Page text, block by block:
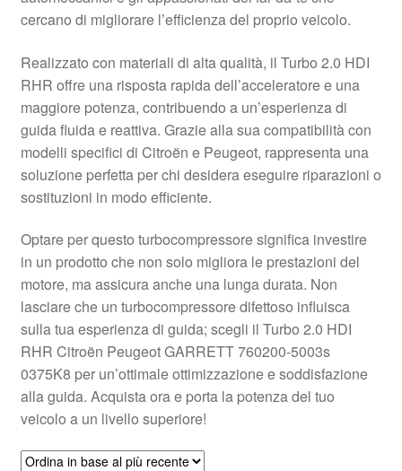
Procedura di Reclamo
Registratore di cassa
Rimostranza
Spedizione in tutto il mondo
cercano di migliorare l’efficienza del proprio veicolo.
Realizzato con materiali di alta qualità, il Turbo 2.0 HDI
RHR offre una risposta rapida dell’acceleratore e una
maggiore potenza, contribuendo a un’esperienza di
guida fluida e reattiva. Grazie alla sua compatibilità con
modelli specifici di Citroën e Peugeot, rappresenta una
soluzione perfetta per chi desidera eseguire riparazioni o
sostituzioni in modo efficiente.
Optare per questo turbocompressore significa investire
in un prodotto che non solo migliora le prestazioni del
motore, ma assicura anche una lunga durata. Non
lasciare che un turbocompressore difettoso influisca
sulla tua esperienza di guida; scegli il Turbo 2.0 HDI
RHR Citroën Peugeot GARRETT 760200-5003s
0375K8 per un’ottimale ottimizzazione e soddisfazione
alla guida. Acquista ora e porta la potenza del tuo
veicolo a un livello superiore!